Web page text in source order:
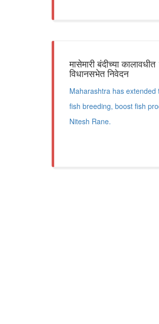
मासेमारी बंदीच्या
विधानसभेत निवेदन
Maharashtra has
fish breeding, boost fish
Nitesh Rane.